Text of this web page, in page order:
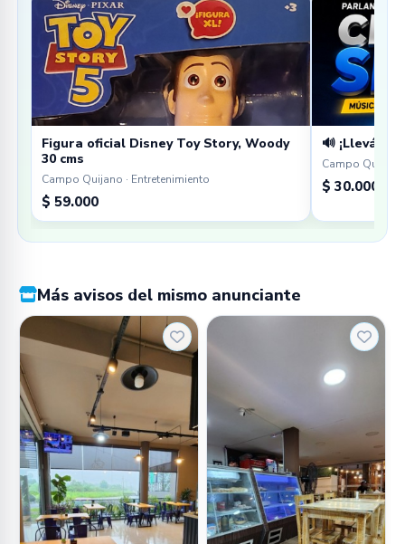
Figura oficial Disney Toy Story, Woody
30 cms
Campo Quijano · Entretenimiento
$ 59.000
🔊 ¡Llevá tu
Campo
$ 30.000
Más avisos del mismo anunciante